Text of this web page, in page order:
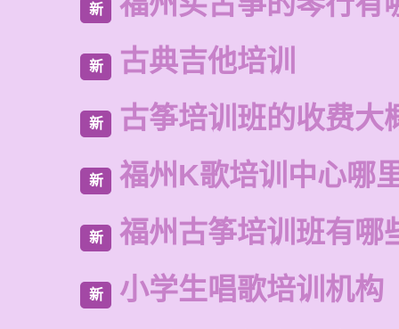
新
新 古典吉他培训
新 古筝培训班的收费大
新 福州K歌培训中心哪
新 福州古筝培训班有哪
新 小学生唱歌培训机构